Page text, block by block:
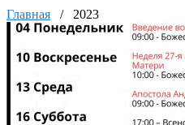
Главная / 2023